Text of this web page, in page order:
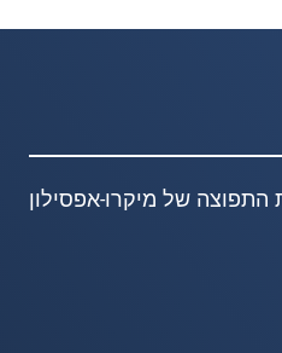
התפוצה של מיקרו-אפסילון